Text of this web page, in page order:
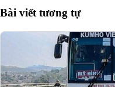
Bài viết tương tự